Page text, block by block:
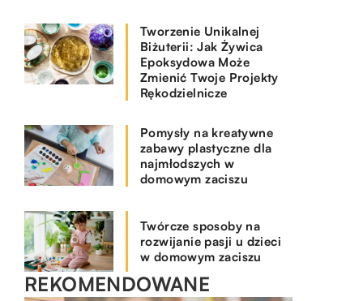
Tworzenie Unikalnej
Biżuterii: Jak Żywica
Epoksydowa Może
Zmienić Twoje Projekty
Rękodzielnicze
Pomysły na kreatywne
zabawy plastyczne dla
najmłodszych w
domowym zaciszu
Twórcze sposoby na
rozwijanie pasji u dzieci
w domowym zaciszu
REKOMENDOWANE